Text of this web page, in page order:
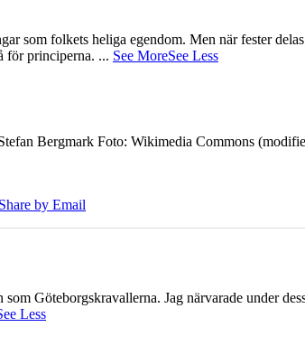
som folkets heliga egendom. Men när fester
för principerna. ... See MoreSee Less
Bergmark Foto: Wikimedia Commons
Share by Email
Göteborgskravallerna. Jag närvarade under
Less